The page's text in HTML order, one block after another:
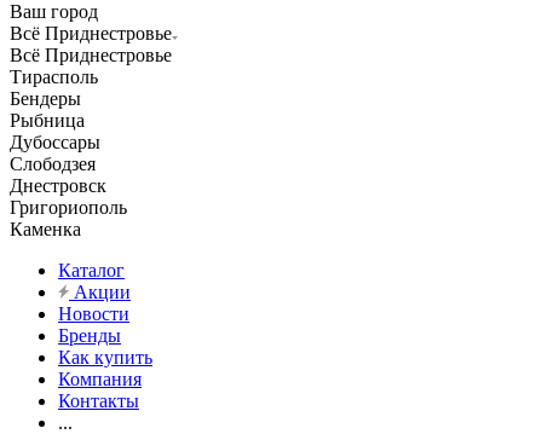
Ваш город
Всё Приднестровье
Всё Приднестровье
Тирасполь
Бендеры
Рыбница
Дубоссары
Слободзея
Днестровск
Григориополь
Каменка
Каталог
Акции
Новости
Бренды
Как купить
Компания
Контакты
...